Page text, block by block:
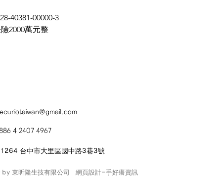
40381-00000-3
2000萬元整
4 2407 4967
台中市大里區國中路3巷3號
東昕隆生技有限公司 網頁設計-手好癢資訊